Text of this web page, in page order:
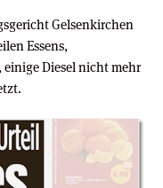
Gelsenkirchen
Essens,
Diesel nicht mehr